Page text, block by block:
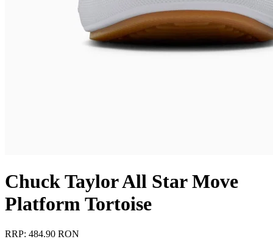
Chuck Taylor All Star Move
Platform Tortoise
RRP: 484.90 RON